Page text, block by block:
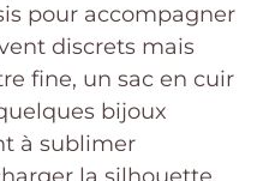
pour accompagner
discrets mais
fine, un sac en cuir
bijoux
à sublimer